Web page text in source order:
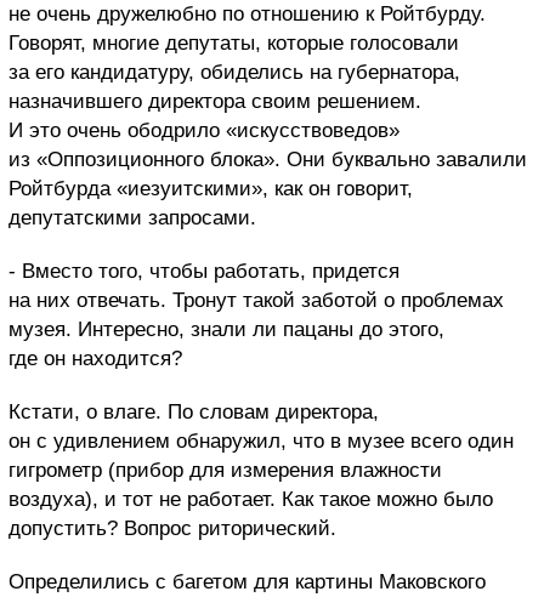
не очень дружелюбно по отношению к Ройтбурду.
Говорят, многие депутаты, которые голосовали
за его кандидатуру, обиделись на губернатора,
назначившего директора своим решением.
И это очень ободрило «искусствоведов»
из «Оппозиционного блока». Они буквально завалили
Ройтбурда «иезуитскими», как он говорит,
депутатскими запросами.
- Вместо того, чтобы работать, придется
на них отвечать. Тронут такой заботой о проблемах
музея. Интересно, знали ли пацаны до этого,
где он находится?
Кстати, о влаге. По словам директора,
он с удивлением обнаружил, что в музее всего один
гигрометр (прибор для измерения влажности
воздуха), и тот не работает. Как такое можно было
допустить? Вопрос риторический.
Определились с багетом для картины Маковского